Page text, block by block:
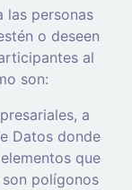
las personas
o deseen
al
son:
a
Datos donde
que
polígonos